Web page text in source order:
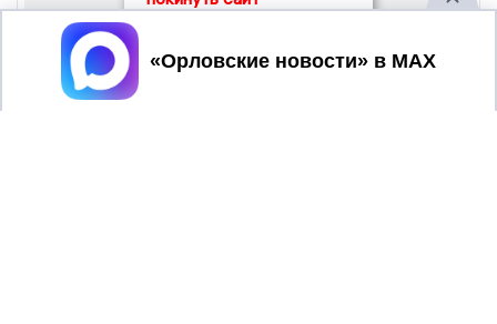
Принять